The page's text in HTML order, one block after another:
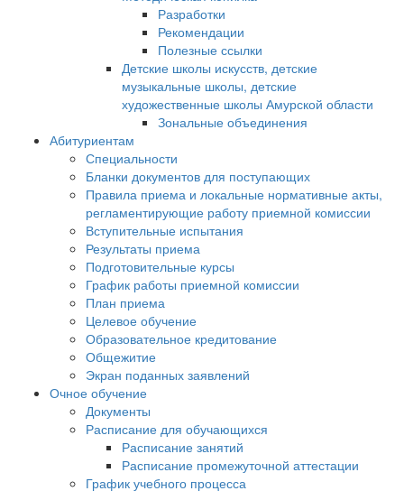
Разработки
Рекомендации
Полезные ссылки
Детские школы искусств, детские
музыкальные школы, детские
художественные школы Амурской области
Зональные объединения
Абитуриентам
Специальности
Бланки документов для поступающих
Правила приема и локальные нормативные акты,
регламентирующие работу приемной комиссии
Вступительные испытания
Результаты приема
Подготовительные курсы
График работы приемной комиссии
План приема
Целевое обучение
Образовательное кредитование
Общежитие
Экран поданных заявлений
Очное обучение
Документы
Расписание для обучающихся
Расписание занятий
Расписание промежуточной аттестации
График учебного процесса